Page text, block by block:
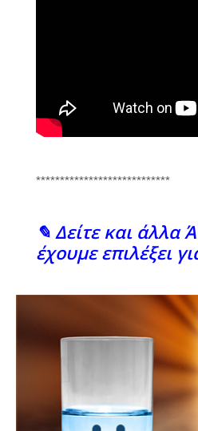
****************************
✎ Δείτε και άλλα
έχουμε επιλέξει